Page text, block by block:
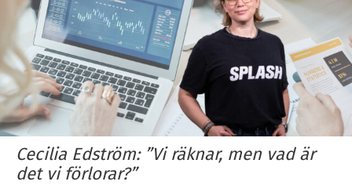
Cecilia Edström: ”Vi räknar, men vad är
det vi förlorar?”